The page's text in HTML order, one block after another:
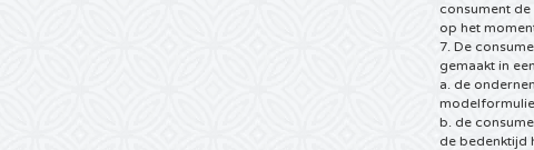
consument
op het
7. De
gemaakt in
a. de
b. de
de bedenktijd